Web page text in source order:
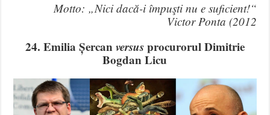
Motto: „Nici dacă-i împuşti nu e suficient!“
Victor Ponta (2012
24. Emilia Șercanversusprocurorul Dimitrie
Bogdan Licu